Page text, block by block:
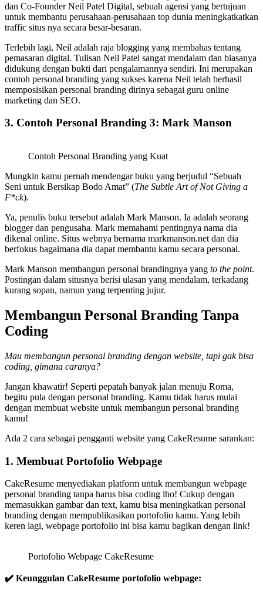
dan Co-Founder Neil Patel Digital, sebuah agensi yang bertujuan
untuk membantu perusahaan-perusahaan top dunia meningkatkatkan
traffic situs nya secara besar-besaran.
Terlebih lagi, Neil adalah raja blogging yang membahas tentang
pemasaran digital. Tulisan Neil Patel sangat mendalam dan biasanya
didukung dengan bukti dari pengalamannya sendiri. Ini merupakan
contoh personal branding yang sukses karena Neil telah berhasil
memposisikan personal branding dirinya sebagai guru online
marketing dan SEO.
3. Contoh Personal Branding 3: Mark Manson
Contoh Personal Branding yang Kuat
Mungkin kamu pernah mendengar buku yang berjudul “Sebuah
Seni untuk Bersikap Bodo Amat” (The Subtle Art of Not Giving a
F*ck).
Ya, penulis buku tersebut adalah Mark Manson. Ia adalah seorang
blogger dan pengusaha. Mark memahami pentingnya nama dia
dikenal online. Situs webnya bernama markmanson.net dan dia
berfokus bagaimana dia dapat membantu kamu secara personal.
Mark Manson membangun personal brandingnya yang to the point.
Postingan dalam situsnya berisi ulasan yang mendalam, terkadang
kurang sopan, namun yang terpenting jujur.
Membangun Personal Branding Tanpa
Coding
Mau membangun personal branding dengan website, tapi gak bisa
coding, gimana caranya?
Jangan khawatir! Seperti pepatah banyak jalan menuju Roma,
begitu pula dengan personal branding. Kamu tidak harus mulai
dengan membuat website untuk membangun personal branding
kamu!
Ada 2 cara sebagai pengganti website yang CakeResume sarankan:
1. Membuat Portofolio Webpage
CakeResume menyediakan platform untuk membangun webpage
personal branding tanpa harus bisa coding lho! Cukup dengan
memasukkan gambar dan text, kamu bisa meningkatkan personal
branding dengan mempublikasikan portofolio kamu. Yang lebih
keren lagi, webpage portofolio ini bisa kamu bagikan dengan link!
Portofolio Webpage CakeResume
✔️ Keunggulan CakeResume portofolio webpage: